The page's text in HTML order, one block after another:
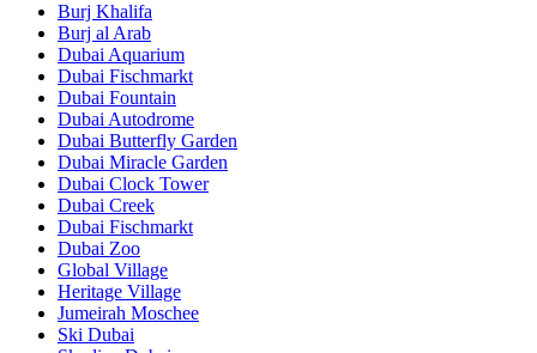
Burj Khalifa
Burj al Arab
Dubai Aquarium
Dubai Fischmarkt
Dubai Fountain
Dubai Autodrome
Dubai Butterfly Garden
Dubai Miracle Garden
Dubai Clock Tower
Dubai Creek
Dubai Fischmarkt
Dubai Zoo
Global Village
Heritage Village
Jumeirah Moschee
Ski Dubai